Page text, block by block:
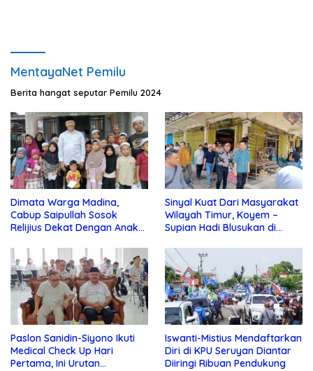
MentayaNet Pemilu
Berita hangat seputar Pemilu 2024
Dimata Warga Madina,
Cabup Saipullah Sosok
Relijius Dekat Dengan Anak
Sinyal Kuat Dari Masyarakat
Wilayah Timur, Koyem –
Supian Hadi Blusukan di
Paslon Sanidin-Siyono Ikuti
Medical Check Up Hari
Pertama, Ini Urutan
Iswanti-Mistius Mendaftarkan
Diri di KPU Seruyan Diantar
Diiringi Ribuan Pendukung